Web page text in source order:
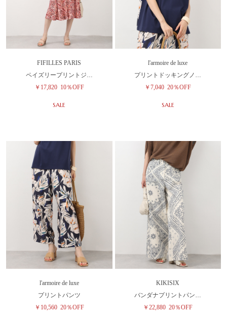
FIFILLES PARIS
ペイズリープリントジ…
￥17,820 10％OFF
SALE
l'armoire de luxe
プリントドッキングノ…
￥7,040 20％OFF
SALE
l'armoire de luxe
プリントパンツ
￥10,560 20％OFF
KIKISIX
バンダナプリントパン…
￥22,880 20％OFF